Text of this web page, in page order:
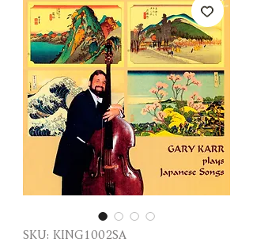
SKU: KING1002SA